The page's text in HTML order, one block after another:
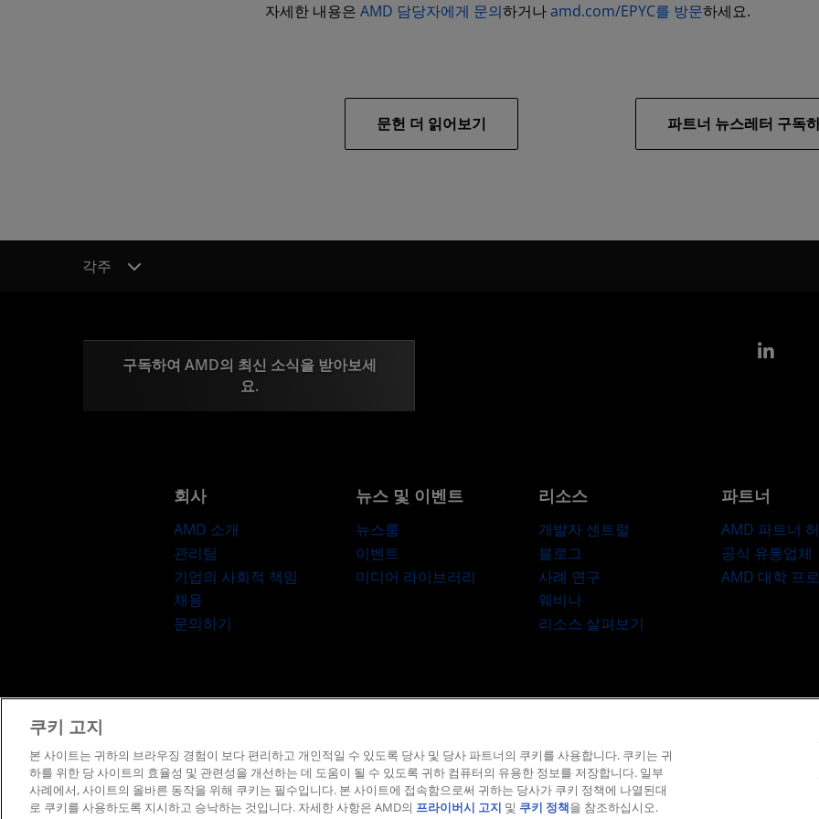
자세한 내용은 AMD 담당자에게 문의하거나amd.com/EPYC를 방문하세요.
문헌 더 읽어보기 파트너 뉴스레터 구독
각주
구독하여 AMD의 최신 소식을 받아보세
요.
회사
AMD 소개
관리팀
기업의 사회적 책임
채용
문의하기
뉴스 및 이벤트
뉴스룸
이벤트
미디어 라이브러리
리소스
개발자 센트럴
블로그
사례 연구
웨비나
리소스 살펴보기
파트너
AMD 파트너
공식 유통업체
AMD 대학 프
© 2026 Advanced Micro Devices, Inc.
쿠키 고지
본 사이트는 귀하의 브라우징 경험이 보다 편리하고 개인적일 수 있도록 당사 및 당사 파트너의 쿠키를 사용합니다. 쿠키는 귀
하를 위한 당 사이트의 효율성 및 관련성을 개선하는 데 도움이 될 수 있도록 귀하 컴퓨터의 유용한 정보를 저장합니다. 일부
사례에서, 사이트의 올바른 동작을 위해 쿠키는 필수입니다. 본 사이트에 접속함으로써 귀하는 당사가 쿠키 정책에 나열된대
로 쿠키를 사용하도록 지시하고 승낙하는 것입니다. 자세한 사항은 AMD의 프라이버시 고지 및 쿠키 정책을 참조하십시오.